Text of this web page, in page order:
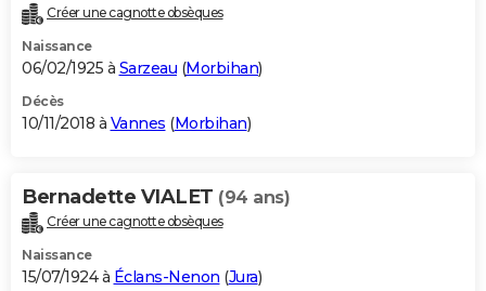
Créer une cagnotte obsèques
Naissance
06/02/1925 à Sarzeau (Morbihan)
Décès
10/11/2018 à Vannes (Morbihan)
Bernadette VIALET (94 ans)
Créer une cagnotte obsèques
Naissance
15/07/1924 à Éclans-Nenon (Jura)